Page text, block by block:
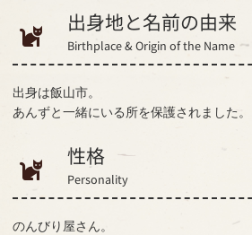
出身地と名前の由来
Birthplace & Origin of the Name
出身は飯山市。
あんずと一緒にいる所を保護されました。
性格
Personality
のんびり屋さん。